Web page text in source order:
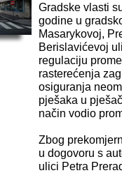
Gradske vlasti
godine u
Masarykovoj,
Berislavićevoj
regulaciju
rasterećenja
osiguranja
pješaka u
način vodio
Zbog
u dogovoru s
ulici Petra